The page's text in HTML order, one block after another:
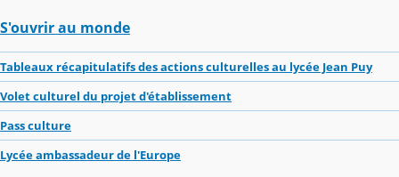
S'ouvrir au monde
Tableaux récapitulatifs des actions culturelles au lycée Jean Puy
Volet culturel du projet d'établissement
Pass culture
Lycée ambassadeur de l'Europe